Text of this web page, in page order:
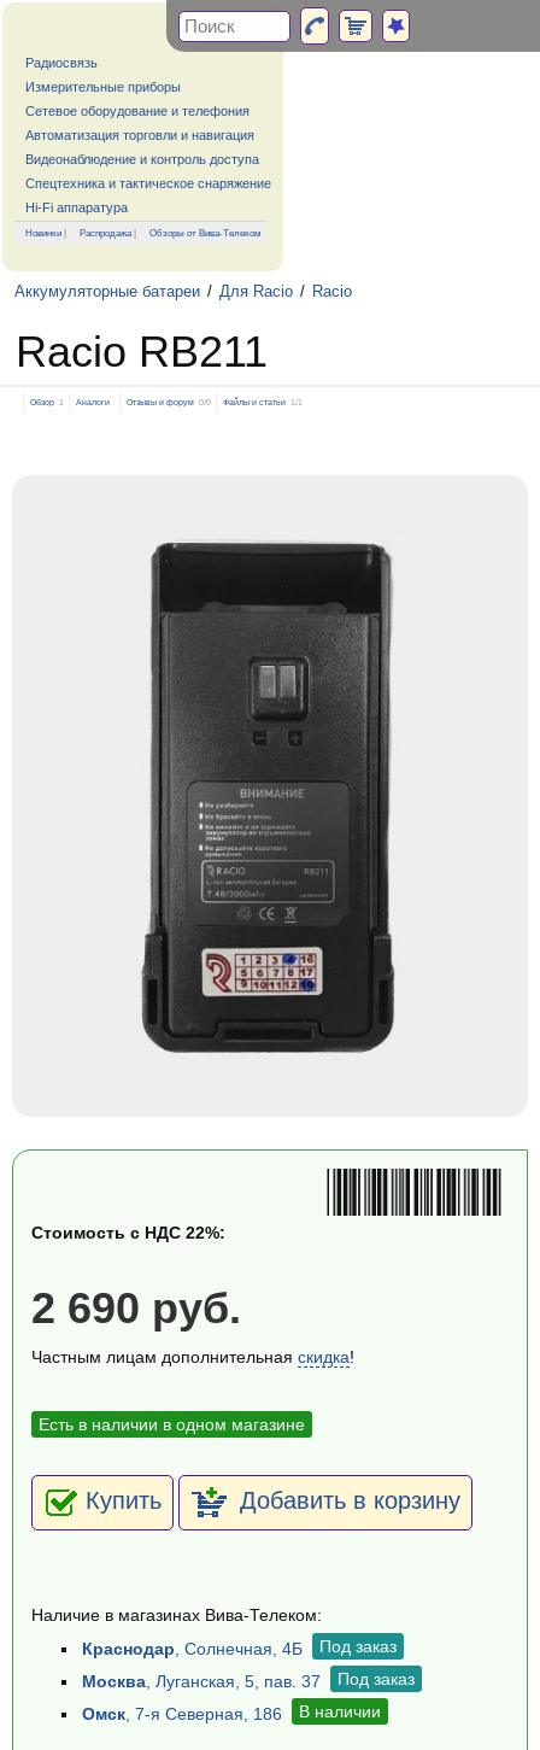
Радиосвязь
Измерительные приборы
Сетевое оборудование и телефония
Автоматизация торговли и навигация
Видеонаблюдение и контроль доступа
Спецтехника и тактическое снаряжение
Hi-Fi аппаратура
Новинки | Распродажа| Обзоры от Вива-Телеком
Аккумуляторные батареи / Для Racio / Racio
Racio RB211
Обзор 1 Аналоги Отзывы и форум 0/0 Файлы и статьи 1/1
Стоимость с НДС 22%:
2 690 руб.
Частным лицам дополнительная скидка!
Есть в наличии в одном магазине
Купить Добавить в корзину
Наличие в магазинах Вива-Телеком:
Краснодар , Солнечная, 4Б
Под заказ
Москва , Луганская, 5, пав. 37
Под заказ
Омск , 7-я Северная, 186 В наличии